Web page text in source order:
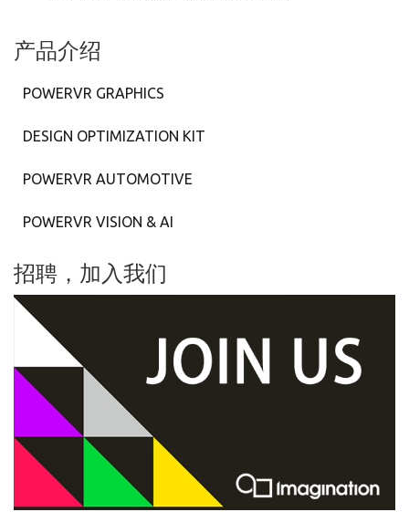
产品介绍
POWERVR GRAPHICS
DESIGN OPTIMIZATION KIT
POWERVR AUTOMOTIVE
POWERVR VISION & AI
招聘，加入我们